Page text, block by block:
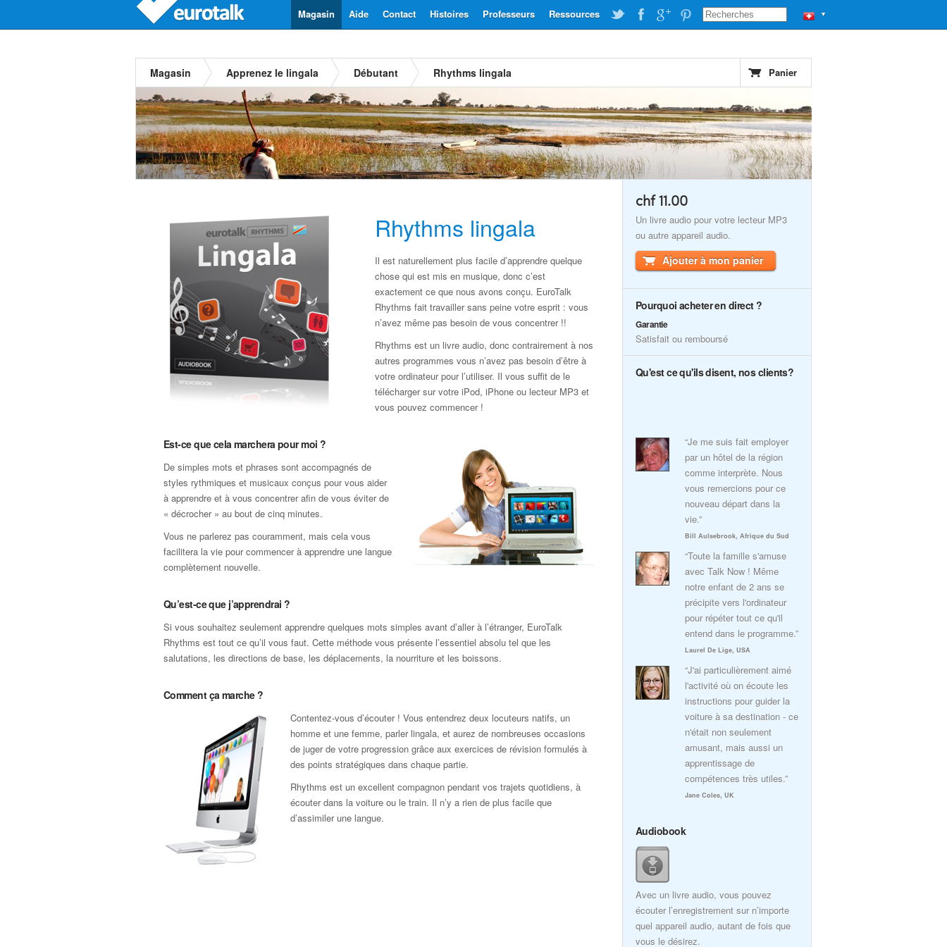
▼
Ressources
Professeurs
Histoires
Contact
Aide
Magasin
Magasin Apprenez le lingala Débutant Rhythms lingala Panier
Rhythms lingala
Il est naturellement plus facile d’apprendre quelque
chose qui est mis en musique, donc c’est
exactement ce que nous avons conçu. EuroTalk
Rhythms fait travailler sans peine votre esprit : vous
n’avez même pas besoin de vous concentrer !!
Rhythms est un livre audio, donc contrairement à nos
autres programmes vous n’avez pas besoin d’être à
votre ordinateur pour l’utiliser. Il vous suffit de le
télécharger sur votre iPod, iPhone ou lecteur MP3 et
vous pouvez commencer !
Est-ce que cela marchera pour moi ?
De simples mots et phrases sont accompagnés de
styles rythmiques et musicaux conçus pour vous aider
à apprendre et à vous concentrer afin de vous éviter de
« décrocher » au bout de cinq minutes.
Vous ne parlerez pas couramment, mais cela vous
facilitera la vie pour commencer à apprendre une langue
complètement nouvelle.
Qu’est-ce que j’apprendrai ?
Si vous souhaitez seulement apprendre quelques mots simples avant d’aller à l’étranger, EuroTalk
Rhythms est tout ce qu’il vous faut. Cette méthode vous présente l’essentiel absolu tel que les
salutations, les directions de base, les déplacements, la nourriture et les boissons.
Comment ça marche ?
Contentez-vous d’écouter ! Vous entendrez deux locuteurs natifs, un
homme et une femme, parler lingala, et aurez de nombreuses occasions
de juger de votre progression grâce aux exercices de révision formulés à
des points stratégiques dans chaque partie.
Rhythms est un excellent compagnon pendant vos trajets quotidiens, à
écouter dans la voiture ou le train. Il n’y a rien de plus facile que
d’assimiler une langue.
chf 11.00
Un livre audio pour votre lecteur MP3
ou autre appareil audio.
Ajouter à mon panier
Pourquoi acheter en direct ?
Garantie
Satisfait ou remboursé
Qu'est ce qu'ils disent, nos clients?
“Je me suis fait employer
par un hôtel de la région
comme interprète. Nous
vous remercions pour ce
nouveau départ dans la
vie.”
Bill Aulsebrook, Afrique du Sud
“Toute la famille s'amuse
avec Talk Now ! Même
notre enfant de 2 ans se
précipite vers l'ordinateur
pour répéter tout ce qu'il
entend dans le programme.”
Laurel De Lige, USA
“J'ai particulièrement aimé
l'activité où on écoute les
instructions pour guider la
voiture à sa destination - ce
n'était non seulement
amusant, mais aussi un
apprentissage de
compétences très utiles.”
Jane Coles, UK
Audiobook
Avec un livre audio, vous pouvez
écouter l’enregistrement sur n’importe
quel appareil audio, autant de fois que
vous le désirez.